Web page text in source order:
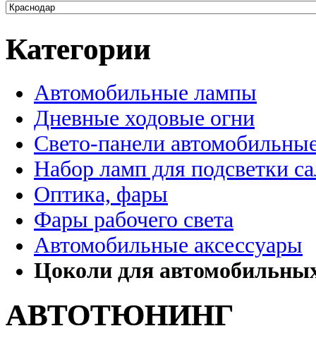
Категории
Автомобильные лампы
Дневные ходовые огни
Свето-панели
Набор ламп для подсветки
Оптика, фары
Фары рабочего света
Автомобильные аксессуары
Цоколи для
АВТОТЮНИНГ